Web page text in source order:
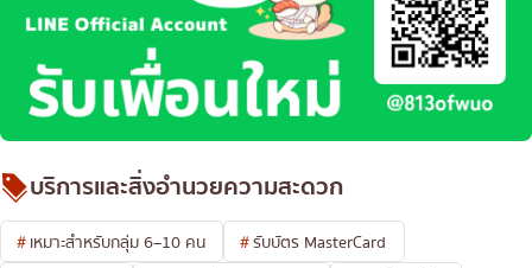
บริการและสิ่งอำนวยความสะดวก
เหมาะสำหรับกลุ่ม 6–10 คน
รับบัตร MasterCard